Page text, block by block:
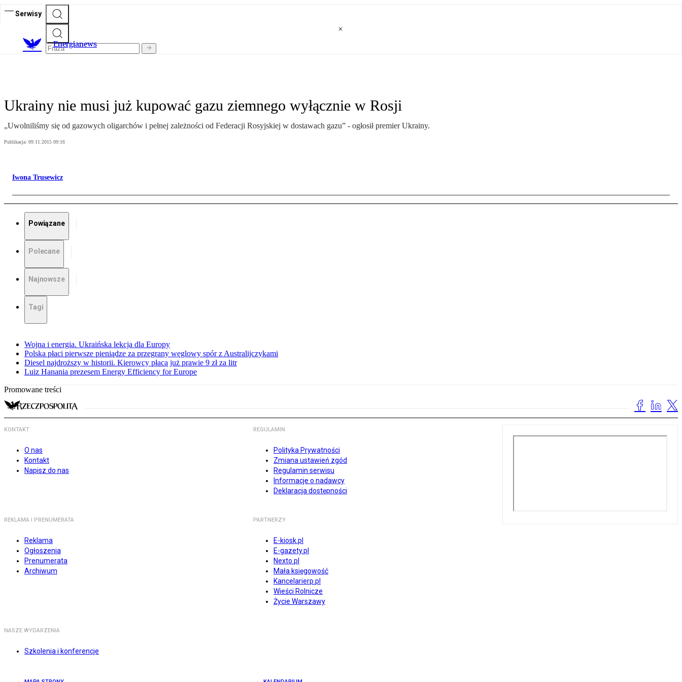
Serwisy
Energianews
Ukrainy nie musi już kupować gazu ziemnego wyłącznie w Rosji
„Uwolniliśmy się od gazowych oligarchów i pełnej zależności od Federacji Rosyjskiej w dostawach gazu” - ogłosił premier Ukrainy.
Publikacja: 09.11.2015 09:16
Iwona Trusewicz
Powiązane
Polecane
Najnowsze
Tagi
Wojna i energia. Ukraińska lekcja dla Europy
Polska płaci pierwsze pieniądze za przegrany węglowy spór z Australijczykami
Diesel najdroższy w historii. Kierowcy płacą już prawie 9 zł za litr
Luiz Hanania prezesem Energy Efficiency for Europe
Promowane treści
KONTAKT
O nas
Kontakt
Napisz do nas
REGULAMIN
Polityka Prywatności
Zmiana ustawień zgód
Regulamin serwisu
Informacje o nadawcy
Deklaracja dostępności
REKLAMA I PRENUMERATA
Reklama
Ogłoszenia
Prenumerata
Archiwum
PARTNERZY
E-kiosk.pl
E-gazety.pl
Nexto.pl
Mała księgowość
Kancelarierp.pl
Wieści Rolnicze
Życie Warszawy
NASZE WYDARZENIA
Szkolenia i konferencje